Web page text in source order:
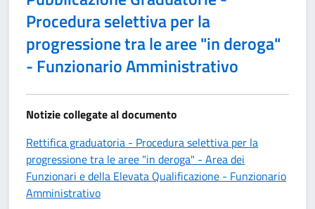
Procedura selettiva per la
progressione tra le aree "in deroga"
- Funzionario Amministrativo
Notizie collegate al documento
Rettifica graduatoria - Procedura selettiva per la
progressione tra le aree "in deroga" - Area dei
Funzionari e della Elevata Qualificazione - Funzionario
Amministrativo